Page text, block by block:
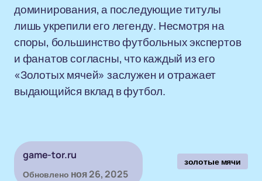
доминирования, а последующие титулы
лишь укрепили его легенду. Несмотря на
споры, большинство футбольных экспертов
и фанатов согласны, что каждый из его
«Золотых мячей» заслужен и отражает
выдающийся вклад в футбол.
game-tor.ru
Обновлено ноя 26, 2025
золотые мячи